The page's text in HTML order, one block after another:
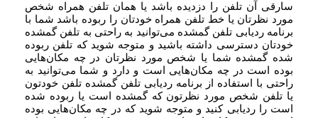
سارقی آن تلفن را دزدیده باشد یا همان تلفن همراه شخص
مورد نظرتان یا خط تلفن همراه خودتان را ربوده باشد شما با
برنامه ردیابی تلفن گمشده می‌توانید به راحتی به تلفن گمشده
خودتان دسترسی داشته باشید و متوجه شوید که تلفن ربوده
شده گمشده شما یا شخص مورد نظرتان در چه مکان‌هایی
بوده است در چه مکان‌هایی است و دارد و شما می‌توانید به
راحتی با استفاده از برنامه ردیابی تلفن گمشده تلفن خودتون
یا تلفن شخص مورد نظرتون که گمشده است یا ربوده شده
است را ردیابی کنید و متوجه شوید که در چه مکان‌هایی بوده